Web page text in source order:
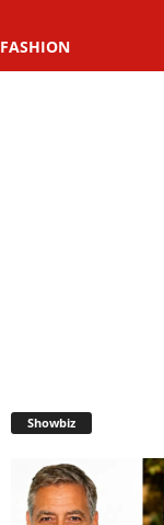
FASHION
Showbiz